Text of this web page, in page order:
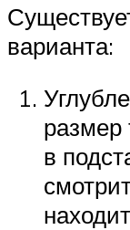
варианта:
в